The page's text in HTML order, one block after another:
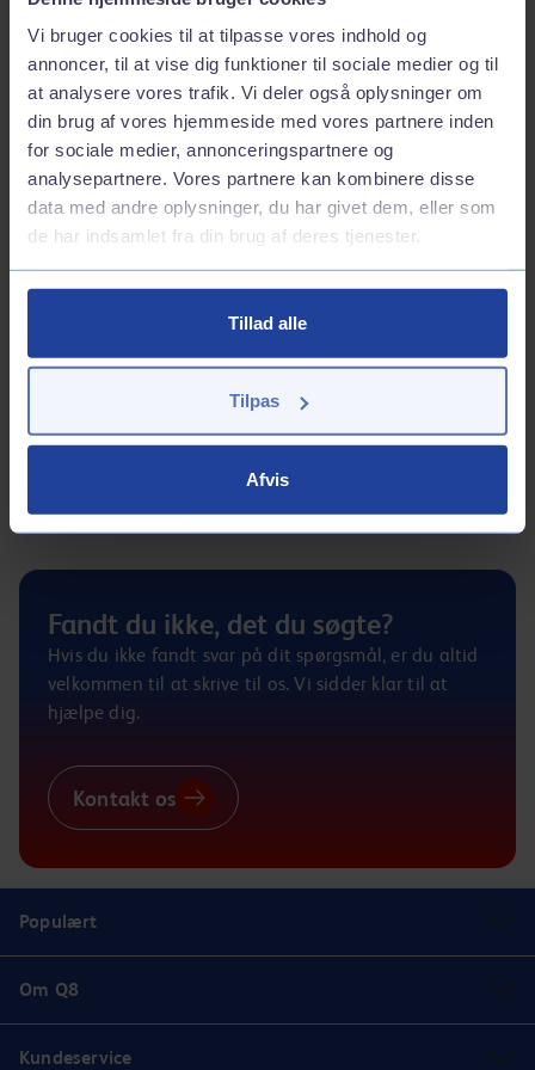
Vi bruger cookies til at tilpasse vores indhold og
annoncer, til at vise dig funktioner til sociale medier og til
at analysere vores trafik. Vi deler også oplysninger om
din brug af vores hjemmeside med vores partnere inden
for sociale medier, annonceringspartnere og
analysepartnere. Vores partnere kan kombinere disse
data med andre oplysninger, du har givet dem, eller som
de har indsamlet fra din brug af deres tjenester.
Tillad alle
Tilpas
Afvis
Q8 LowRisQ Erhverv+
Q8Truck Dieselkort
Q8 Servicestation
Opladning af elbil
Fandt du ikke, det du søgte?
Hvis du ikke fandt svar på dit spørgsmål, er du altid
velkommen til at skrive til os. Vi sidder klar til at
hjælpe dig.
Kontakt os
Populært
Om Q8
Kundeservice